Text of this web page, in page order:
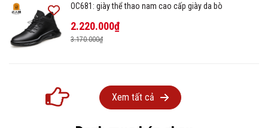
OC681: giày thể thao nam cao cấp giày da bò
2.220.000₫
3.170.000₫
Xem tất cả